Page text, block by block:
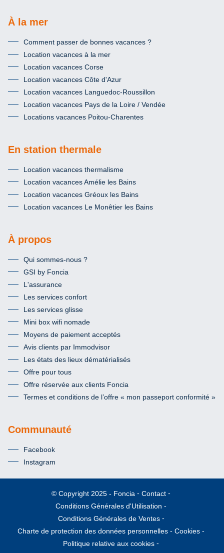
À la mer
Comment passer de bonnes vacances ?
Location vacances à la mer
Location vacances Corse
Location vacances Côte d'Azur
Location vacances Languedoc-Roussillon
Location vacances Pays de la Loire / Vendée
Locations vacances Poitou-Charentes
En station thermale
Location vacances thermalisme
Location vacances Amélie les Bains
Location vacances Gréoux les Bains
Location vacances Le Monêtier les Bains
À propos
Qui sommes-nous ?
GSI by Foncia
L'assurance
Les services confort
Les services glisse
Mini box wifi nomade
Moyens de paiement acceptés
Avis clients par Immodvisor
Les états des lieux dématérialisés
Offre pour tous
Offre réservée aux clients Foncia
Termes et conditions de l’offre « mon passeport conformité »
Communauté
Facebook
Instagram
© Copyright 2025 Foncia
Contact
Conditions Générales d'Utilisation
Conditions Générales de Ventes
Charte de protection des données personnelles
Cookies
Politique relative aux cookies